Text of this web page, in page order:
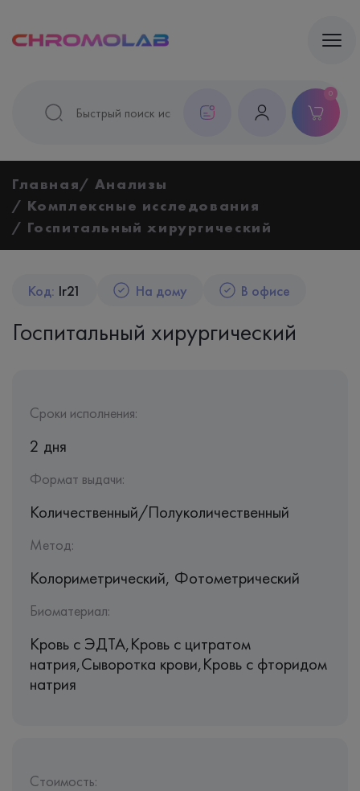
0
Главная
Анализы
Комплексные исследования
Госпитальный хирургический
Код: Ir21 На дому В офисе
Госпитальный хирургический
Сроки исполнения:
2 дня
Формат выдачи:
Количественный/Полуколичественный
Метод:
Колориметрический, Фотометрический
Биоматериал:
Кровь c ЭДТА,Кровь с цитратом
натрия,Сыворотка крови,Кровь с фторидом
натрия
Стоимость: